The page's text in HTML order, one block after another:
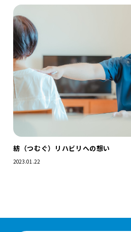
紡（つむぐ）リハビリへの想い
2023.01.22